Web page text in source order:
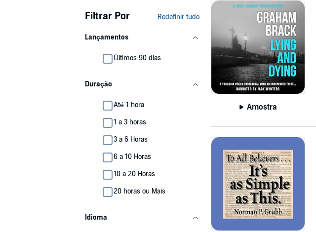
Filtrar Por Redefinir tudo
Lançamentos
Últimos 90 dias
Duração
Até 1 hora
1 a 3 horas
3 a 6 Horas
6 a 10 Horas
10 a 20 Horas
20 horas ou Mais
Idioma
Amostra